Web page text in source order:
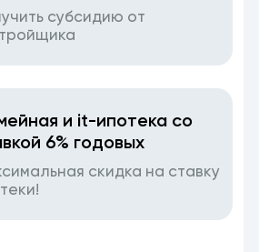
субсидию от
и it-ипотека со
6% годовых
скидка на ставку